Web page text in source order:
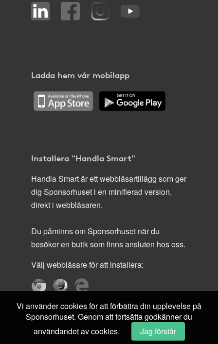
Ladda hem vår mobilapp
Installera "Handla Smart"
Handla Smart är ett webbläsartillägg som ger
dig Sponsorhuset i en minifierad version,
direkt i webbläsaren.
Du påminns om Sponsorhuset när du
besöker en butik som finns ansluten hos oss.
Välj webbläsare för att installera:
Vi använder cookies för att förbättra din upplevelse på
Sponsorhuset. Genom att fortsätta godkänner du
användandet av cookies.
Jag förstår